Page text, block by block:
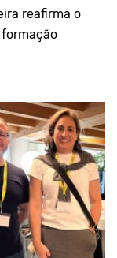
reafirma o